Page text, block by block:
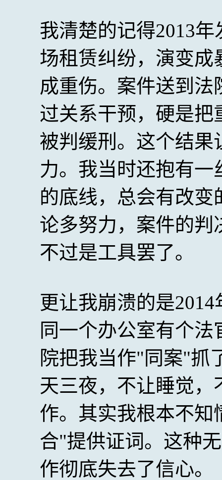
我清楚的记得2013
场租赁纠纷，演变
成重伤。案件送到
过关系干预，硬是
被判缓刑。这个结
力。我当时还抱有
的底线，总会有改
论多努力，案件的
不过是工具罢了。
更让我崩溃的是
同一个办公室有个
院把我当作"同案"抓
天三夜，不让睡觉
作。其实我根本不
合"提供证词。这种
作彻底失去了信心。